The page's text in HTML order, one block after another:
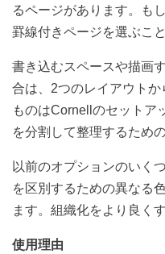
るページがあります。も
罫線付きページを選ぶこ
書き込むスペースや描画
合は、 2つのレイアウト
ものはCornell のセットア
を分割して整理するため
以前のオプションのいく
を区別するための異なる
ます。組織化をより良く
使用理由